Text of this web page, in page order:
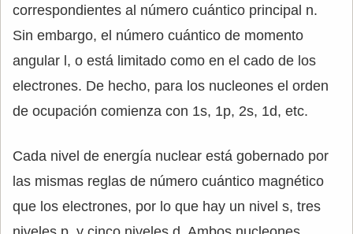
correspondientes al número cuántico principal n.
Sin embargo, el número cuántico de momento
angular l, o está limitado como en el cado de los
electrones. De hecho, para los nucleones el orden
de ocupación comienza con 1s, 1p, 2s, 1d, etc.
Cada nivel de energía nuclear está gobernado por
las mismas reglas de número cuántico magnético
que los electrones, por lo que hay un nivel s, tres